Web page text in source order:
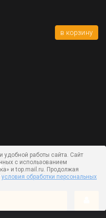
в корзину
работы сайта. Сайт
с использованием
и top.mail.ru. Продолжая
условия обработки персональных